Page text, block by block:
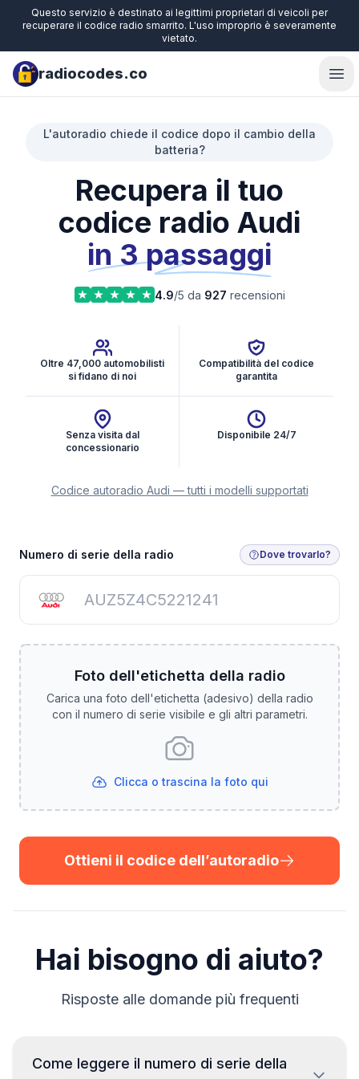
Questo servizio è destinato ai legittimi proprietari di veicoli per
recuperare il codice radio smarrito. L'uso improprio è severamente
vietato.
radiocodes.co
L'autoradio chiede il codice dopo il cambio della
batteria?
Recupera il tuo
codice radio Audi
in 3 passaggi
4.9/5 da 927 recensioni
Oltre 47,000 automobilisti
si fidano di noi
Compatibilità del codice
garantita
Senza visita dal
concessionario
Disponibile 24/7
Codice autoradio Audi — tutti i modelli supportati
Ottieni il codice dell’autoradio
Numero di serie della radio Dove trovarlo?
Foto dell'etichetta della radio
Carica una foto dell'etichetta (adesivo) della radio
con il numero di serie visibile e gli altri parametri.
Clicca o trascina la foto qui
Ottieni il codice dell’autoradio
Hai bisogno di aiuto?
Risposte alle domande più frequenti
Come leggere il numero di serie della